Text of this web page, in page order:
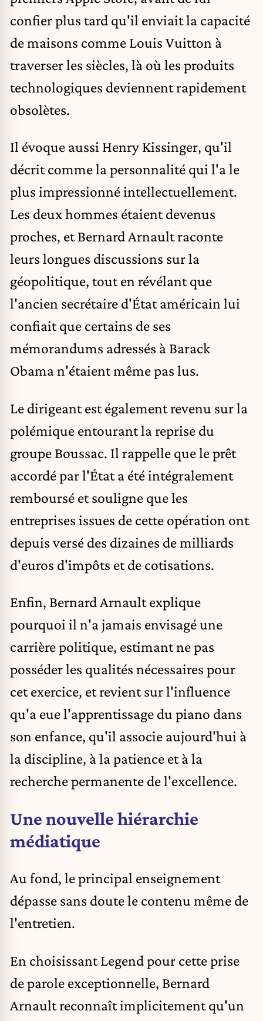
confier plus tard qu'il enviait la capacité
de maisons comme Louis Vuitton à
traverser les siècles, là où les produits
technologiques deviennent rapidement
obsolètes.
Il évoque aussi Henry Kissinger, qu'il
décrit comme la personnalité qui l'a le
plus impressionné intellectuellement.
Les deux hommes étaient devenus
proches, et Bernard Arnault raconte
leurs longues discussions sur la
géopolitique, tout en révélant que
l'ancien secrétaire d'État américain lui
confiait que certains de ses
mémorandums adressés à Barack
Obama n'étaient même pas lus.
Le dirigeant est également revenu sur la
polémique entourant la reprise du
groupe Boussac. Il rappelle que le prêt
accordé par l'État a été intégralement
remboursé et souligne que les
entreprises issues de cette opération ont
depuis versé des dizaines de milliards
d'euros d'impôts et de cotisations.
Enfin, Bernard Arnault explique
pourquoi il n'a jamais envisagé une
carrière politique, estimant ne pas
posséder les qualités nécessaires pour
cet exercice, et revient sur l'influence
qu'a eue l'apprentissage du piano dans
son enfance, qu'il associe aujourd'hui à
la discipline, à la patience et à la
recherche permanente de l'excellence.
Une nouvelle hiérarchie
médiatique
Au fond, le principal enseignement
dépasse sans doute le contenu même de
l'entretien.
En choisissant Legend pour cette prise
de parole exceptionnelle, Bernard
Arnault reconnaît implicitement qu'un